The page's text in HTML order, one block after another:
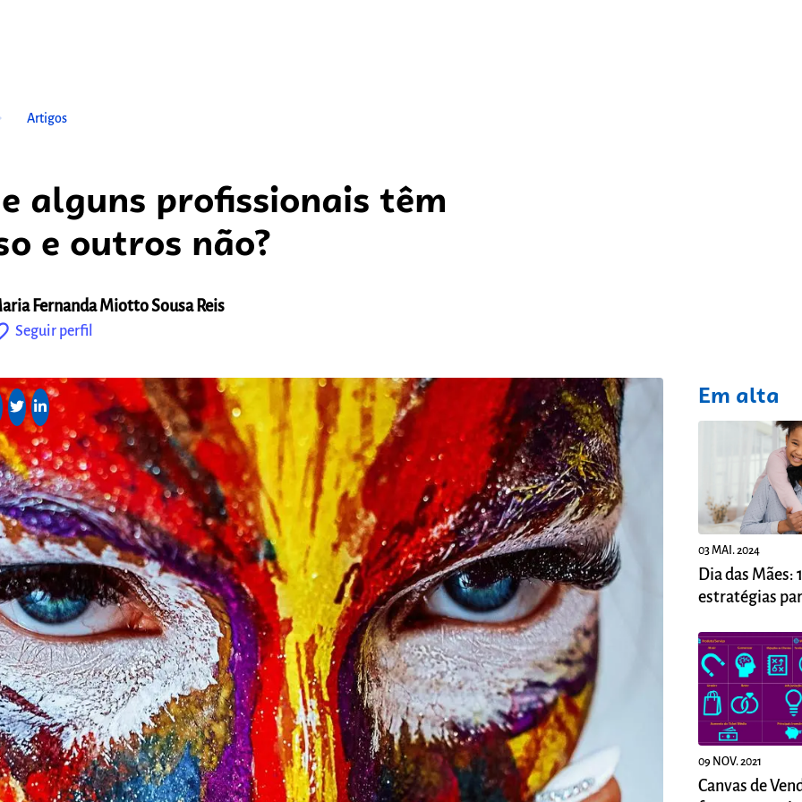
Artigos
alguns profissionais têm
e outros não?
Fernanda Miotto Sousa Reis
Seguir perfil
fixo
Em alta
03 MAI. 2024
Dia das Mães:
estratégias
09 NOV. 2021
Canvas de